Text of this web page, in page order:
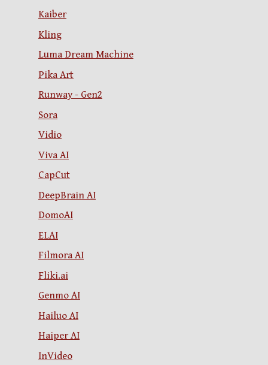
Kaiber
Kling
Luma Dream Machine
Pika Art
Runway - Gen2
Sora
Vidio
Viva AI
CapCut
DeepBrain AI
DomoAI
ELAI
Filmora AI
Fliki.ai
Genmo AI
Hailuo AI
Haiper AI
InVideo